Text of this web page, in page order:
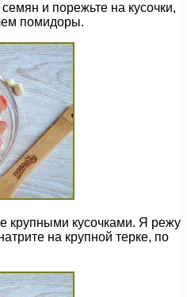
и порежьте на кусочки,
помидоры.
крупными кусочками. Я режу
на крупной терке, по